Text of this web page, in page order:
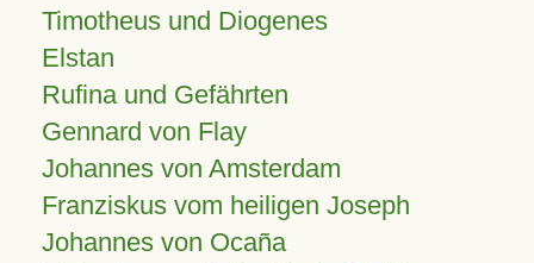
Timotheus und Diogenes
Elstan
Rufina und Gefährten
Gennard von Flay
Johannes von Amsterdam
Franziskus vom heiligen Joseph
Johannes von Ocaña